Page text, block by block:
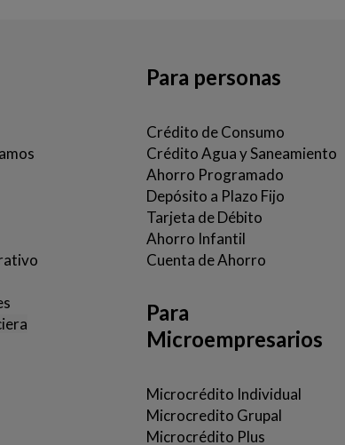
Para personas
Crédito de Consumo
Crédito Agua y Saneamiento
Ahorro Programado
Depósito a Plazo Fijo
Tarjeta de Débito
Ahorro Infantil
Cuenta de Ahorro
Para
Microempresarios
Microcrédito Individual
Microcredito Grupal
Microcrédito Plus